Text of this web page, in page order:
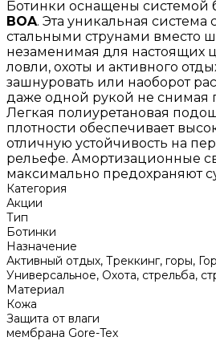
Ботинки оснащены системой
BOA. Эта уникальная
стальными струнами вместо
незаменимая для настоящих
ловли, охоты и активного
зашнуровать или наоборот
даже одной рукой не снимая
Легкая полиуретановая
плотности обеспечивает
отличную устойчивость на
рельефе. Амортизационные
максимально предохраняют
Категория
Акции
Тип
Ботинки
Назначение
Активный отдых, Треккинг, горы,
Универсальное, Охота, стрельба,
Материал
Кожа
Защита от влаги
мембрана Gore-Tex